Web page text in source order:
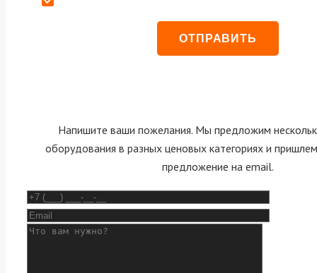
Напишите ваши пожелания. Мы предложим
оборудования в разных ценовых категориях и
предложение на email.